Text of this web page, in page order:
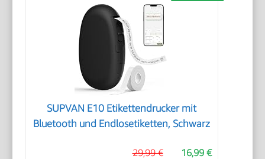
SUPVAN E10 Etikettendrucker mit
Bluetooth und Endlosetiketten, Schwarz
16,99 €
29,99 €